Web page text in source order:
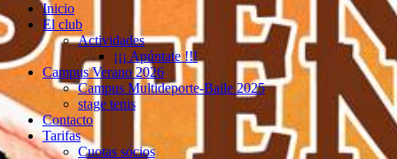
Inicio
El club
Actividades
¡¡¡ Apúntate !!!
Campus Verano 2026
Campus Multideporte-Baile 2025
stage tenis
Contacto
Tarifas
Cuotas socios